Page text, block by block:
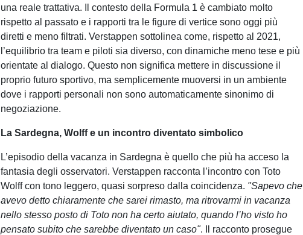
una reale trattativa. Il contesto della Formula 1 è cambiato molto
rispetto al passato e i rapporti tra le figure di vertice sono oggi più
diretti e meno filtrati. Verstappen sottolinea come, rispetto al 2021,
l’equilibrio tra team e piloti sia diverso, con dinamiche meno tese e più
orientate al dialogo. Questo non significa mettere in discussione il
proprio futuro sportivo, ma semplicemente muoversi in un ambiente
dove i rapporti personali non sono automaticamente sinonimo di
negoziazione.
La Sardegna, Wolff e un incontro diventato simbolico
L’episodio della vacanza in Sardegna è quello che più ha acceso la
fantasia degli osservatori. Verstappen racconta l’incontro con Toto
Wolff con tono leggero, quasi sorpreso dalla coincidenza. "Sapevo che
avevo detto chiaramente che sarei rimasto, ma ritrovarmi in vacanza
nello stesso posto di Toto non ha certo aiutato, quando l’ho visto ho
pensato subito che sarebbe diventato un caso". Il racconto prosegue